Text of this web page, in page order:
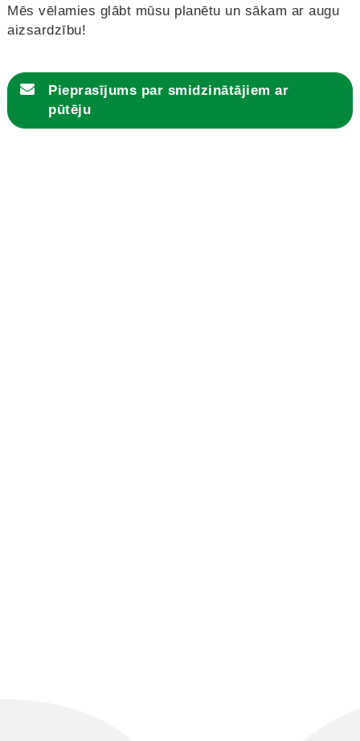
Mēs vēlamies glābt mūsu planētu un sākam ar augu
aizsardzību!
Pieprasījums par smidzinātājiem ar
pūtēju